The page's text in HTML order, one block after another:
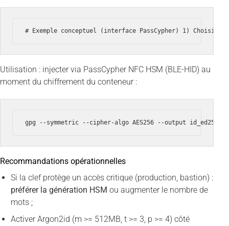
# Exemple conceptuel (interface PassCypher) 1)
Utilisation : injecter via PassCypher NFC HSM (BLE-HID) au
moment du chiffrement du conteneur :
gpg --symmetric --cipher-algo AES256 --output
Recommandations opérationnelles
Si la clef protège un accès critique (production, bastion) :
préférer la génération HSM ou augmenter le nombre de
mots ;
Activer Argon2id (m >= 512MB, t >= 3, p >= 4) côté